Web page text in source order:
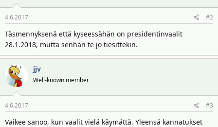
4.6.2017 #2
Täsmennyksenä että kyseessähän on presidentinvaalit
28.1.2018, mutta senhän te jo tiesittekin.
jjv
Well-known member
4.6.2017 #3
Vaikee sanoo, kun vaalit vielä käymättä. Yleensä kannatukset